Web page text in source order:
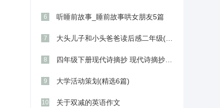
6 听睡前故事_睡前故事哄女朋友5篇
7
8
9 大学活动策划(精选6篇)
10 关于双减的英语作文